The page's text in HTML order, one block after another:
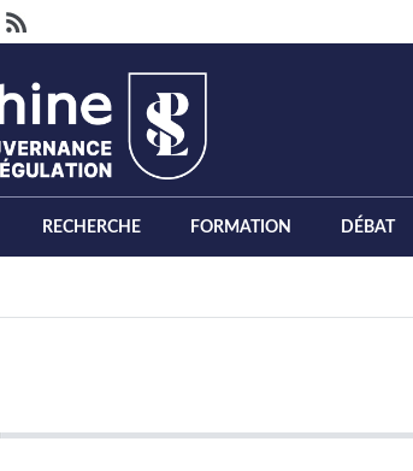
RECHERCHE FORMATION DÉBAT